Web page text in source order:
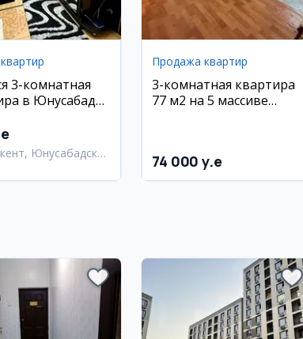
3-комнатная
в Юнусабаде
Юнусабадский
Продажа квартир
3-комнатная квартира
77 м2 на 5 массиве
74 000 y.e